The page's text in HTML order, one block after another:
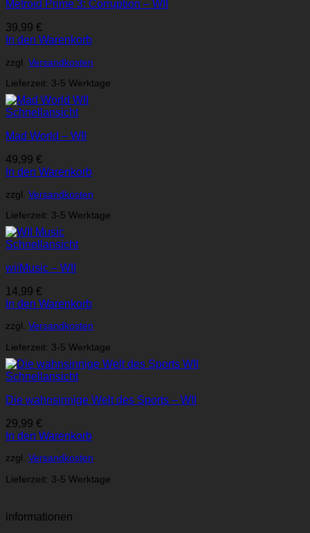
Metroid Prime 3: Corruption – WII
39,99 €
In den Warenkorb
zzgl. Versandkosten
Lieferzeit: 3-5 Werktage
Schnellansicht
Mad World – WII
49,99 €
In den Warenkorb
zzgl. Versandkosten
Lieferzeit: 3-5 Werktage
Schnellansicht
wiiMusic – WII
14,99 €
In den Warenkorb
zzgl. Versandkosten
Lieferzeit: 3-5 Werktage
Schnellansicht
Die wahnsinnige Welt des Sports – WII
29,99 €
In den Warenkorb
zzgl. Versandkosten
Lieferzeit: 3-5 Werktage
informationen